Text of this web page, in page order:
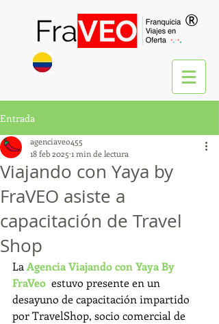
®
Entrada
Viajando con Yaya by
FraVEO asiste a
capacitación de Travel
Shop
agenciaveo455
18 feb 2025 1 min de lectura
La Agencia Viajando con Yaya By
FraVeo estuvo presente en un
desayuno de capacitación impartido
por TravelShop, socio comercial de